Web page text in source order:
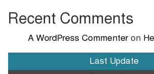
Recent Comments
A WordPress Commenteron
Last Update